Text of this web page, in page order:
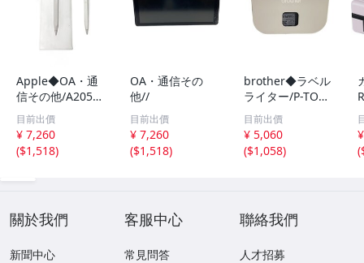
Apple◆OA・通
信その他/A2051/
アップル/ペンシ
ル/第二世代//
目前出價
¥ 7,260
($1,518)
OA・通信その
他//
目前出價
¥ 7,260
($1,518)
brother◆ラベル
ライター/P-TOUC
H CUBE/PT-P300
BT//
目前出價
¥ 5,060
($1,058)
(
關於我們
新聞中心
客服中心
常見問答
聯絡我們
人才招募